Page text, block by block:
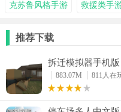
克苏鲁风格手游 救援类手
推荐下载
拆迁模拟器手机版
883.07M
811人在